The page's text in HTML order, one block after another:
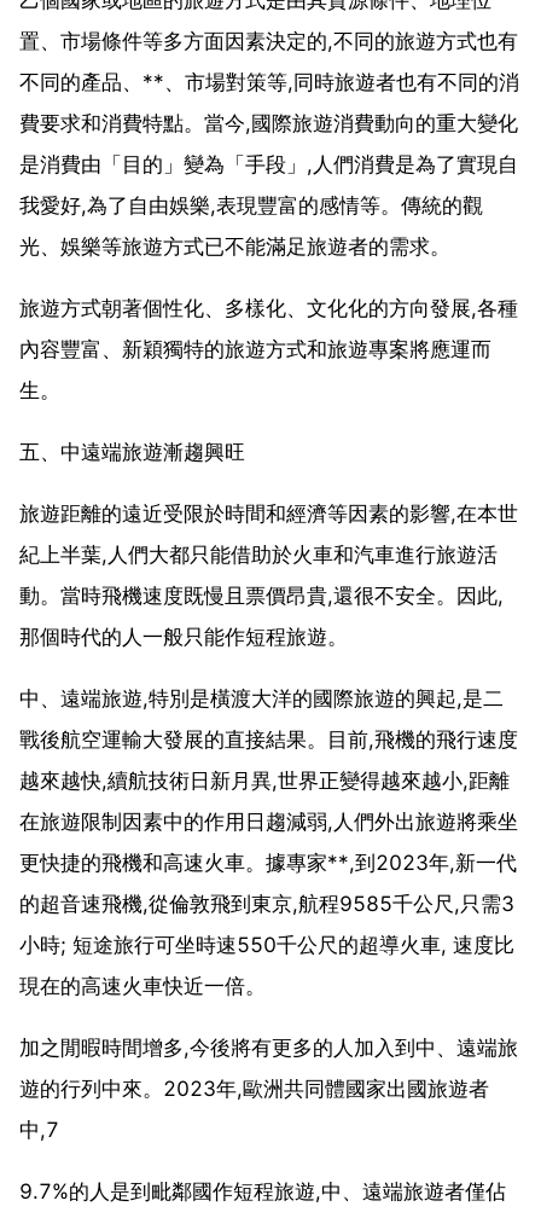
置、市場條件等多方面因素決定的,不同的旅遊方式也有
不同的產品、**、市場對策等,同時旅遊者也有不同的消
費要求和消費特點。當今,國際旅遊消費動向的重大變化
是消費由「目的」變為「手段」,人們消費是為了實現自
我愛好,為了自由娛樂,表現豐富的感情等。傳統的觀
光、娛樂等旅遊方式已不能滿足旅遊者的需求。
旅遊方式朝著個性化、多樣化、文化化的方向發展,各種
內容豐富、新穎獨特的旅遊方式和旅遊專案將應運而
生。
五、中遠端旅遊漸趨興旺
旅遊距離的遠近受限於時間和經濟等因素的影響,在本世
紀上半葉,人們大都只能借助於火車和汽車進行旅遊活
動。當時飛機速度既慢且票價昂貴,還很不安全。因此,
那個時代的人一般只能作短程旅遊。
中、遠端旅遊,特別是橫渡大洋的國際旅遊的興起,是二
戰後航空運輸大發展的直接結果。目前,飛機的飛行速度
越來越快,續航技術日新月異,世界正變得越來越小,距離
在旅遊限制因素中的作用日趨減弱,人們外出旅遊將乘坐
更快捷的飛機和高速火車。據專家**,到2023年,新一代
的超音速飛機,從倫敦飛到東京,航程9585千公尺,只需3
小時; 短途旅行可坐時速550千公尺的超導火車, 速度比
現在的高速火車快近一倍。
加之閒暇時間增多,今後將有更多的人加入到中、遠端旅
遊的行列中來。2023年,歐洲共同體國家出國旅遊者
中,7
9.7%的人是到毗鄰國作短程旅遊,中、遠端旅遊者僅佔